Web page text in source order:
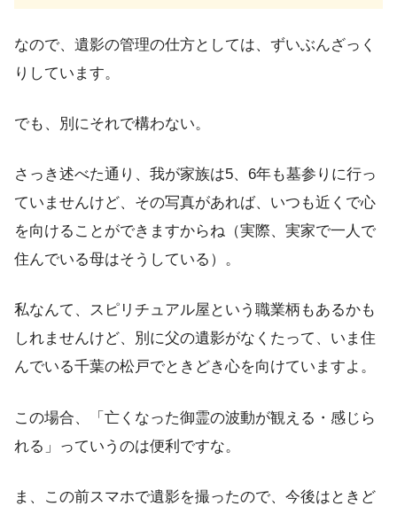
なので、遺影の管理の仕方としては、ずいぶんざっく
りしています。
でも、別にそれで構わない。
さっき述べた通り、我が家族は5、6年も墓参りに行っ
ていませんけど、その写真があれば、いつも近くで心
を向けることができますからね（実際、実家で一人で
住んでいる母はそうしている）。
私なんて、スピリチュアル屋という職業柄もあるかも
しれませんけど、別に父の遺影がなくたって、いま住
んでいる千葉の松戸でときどき心を向けていますよ。
この場合、「亡くなった御霊の波動が観える・感じら
れる」っていうのは便利ですな。
ま、この前スマホで遺影を撮ったので、今後はときど